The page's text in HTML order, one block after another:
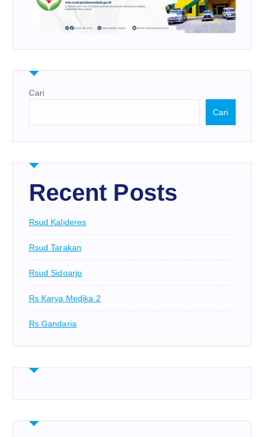
Cari
Cari
Recent Posts
Rsud Kalideres
Rsud Tarakan
Rsud Sidoarjo
Rs Karya Medika 2
Rs Gandaria